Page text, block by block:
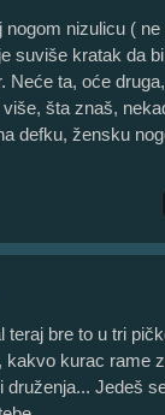
nogom nizulicu ( ne
suviše kratak da
Neće ta, oće
šta znaš,
defku, žensku
teraj bre to u tri
kakvo kurac rame
druženja... Jedeš